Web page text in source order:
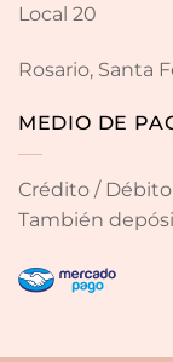
Local 20
Rosario, Santa
MEDIO DE
Crédito /
También